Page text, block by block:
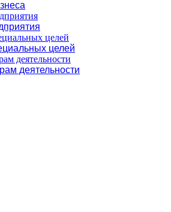
целей
деятельности